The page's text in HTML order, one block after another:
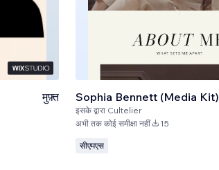
मुफ़्त Sophia Bennett (Media Kit)
इसके द्वारा Cultelier
अभी तक कोई समीक्षा नहीं 15
सीएमएस